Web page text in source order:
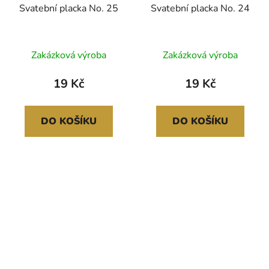
Svatební placka No. 25
Zakázková výroba
19 Kč
DO KOŠÍKU
Svatební placka No. 24
Zakázková výroba
19 Kč
DO KOŠÍKU